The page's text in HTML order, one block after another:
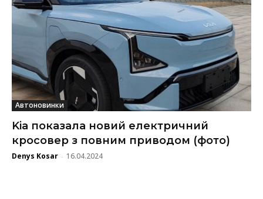
Автоновинки
Kia показала новий електричний
кросовер з повним приводом (фото)
Denys Kosar - 16.04.2024